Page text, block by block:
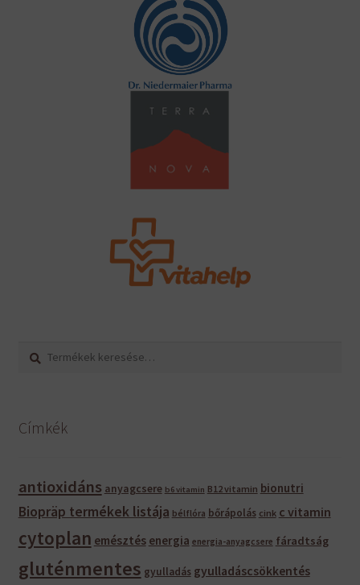
Keresés
Keresés
Címkék
antioxidáns anyagcsere b6 vitamin B12 vitamin bionutri
Biopräp termékek listája bélflóra bőrápolás cink c vitamin
cytoplan emésztés energia energia-anyagcsere fáradtság
gluténmentes gyulladás gyulladáscsökkentés